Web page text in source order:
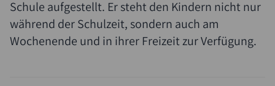
Schule aufgestellt. Er steht den Kindern nicht nur
während der Schulzeit, sondern auch am
Wochenende und in ihrer Freizeit zur Verfügung.